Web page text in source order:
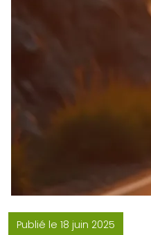
Publié le 18 juin 2025